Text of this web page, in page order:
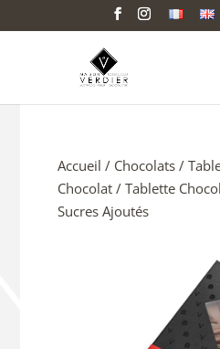
Accueil / Chocolats/
Chocolat/ Tablette
Sucres Ajoutés